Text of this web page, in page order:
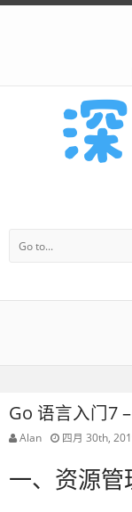
Go 语言入门7
Alan 四月 30th,
一、资源管